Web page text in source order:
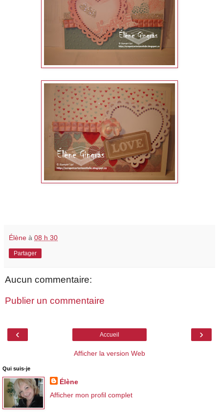
Élène à 08 h 30
Partager
Aucun commentaire:
Publier un commentaire
‹ ›
Accueil
Afficher la version Web
Qui suis-je
Élène
Afficher mon profil complet